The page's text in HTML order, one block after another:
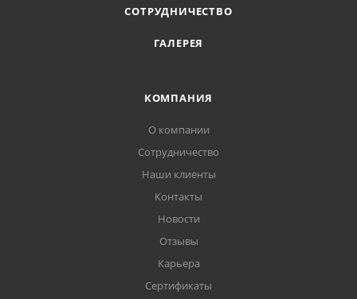
СОТРУДНИЧЕСТВО
ГАЛЕРЕЯ
КОМПАНИЯ
О компании
Сотрудничество
Наши клиенты
Контакты
Новости
Отзывы
Карьера
Сертификаты